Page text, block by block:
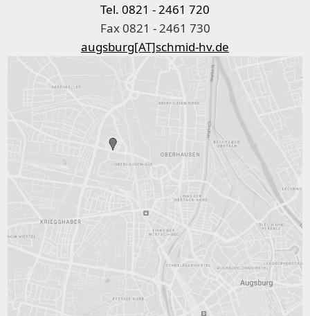
Tel. 0821 - 2461 720
Fax 0821 - 2461 730
augsburg[AT]schmid-hv.de